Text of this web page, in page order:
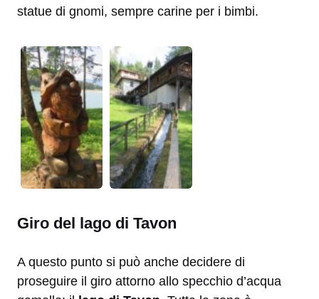
statue di gnomi, sempre carine per i bimbi.
Giro del lago di Tavon
A questo punto si può anche decidere di
proseguire il giro attorno allo specchio d’acqua